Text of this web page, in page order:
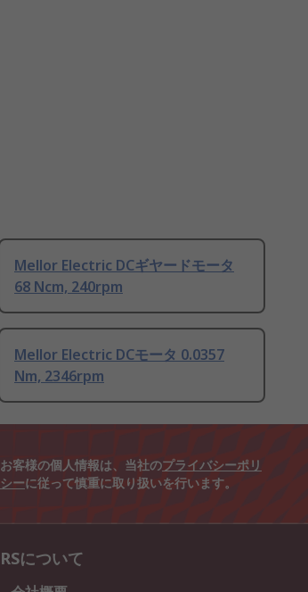
Mellor Electric DCギヤードモータ
68 Ncm, 240rpm
Mellor Electric DCモータ 0.0357
Nm, 2346rpm
お客様の個人情報は、当社のプライバシーポリ
シーに従って慎重に取り扱いを行います。
RSについて